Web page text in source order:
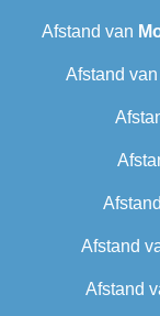
Afstand van
Afstand van
Afstand
Afstand